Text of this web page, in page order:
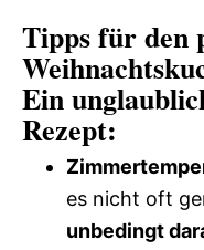
Tipps für den
Ein
Rezept:
es nicht oft
unbedingt